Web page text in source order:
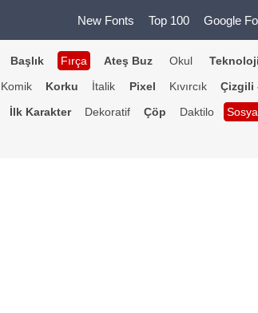
New Fonts Top 100 Google
Başlık Fırça Ateş Buz Okul Teknoloji
Komik Korku İtalik Pixel Kıvırcık
Çizgili
İlk Karakter Dekoratif Çöp Daktilo